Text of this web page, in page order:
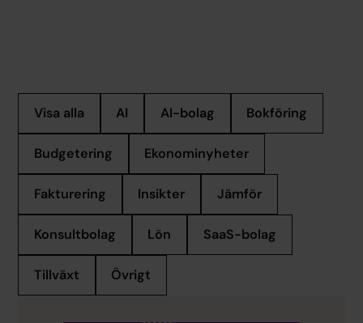
Visa alla AI AI-bolag Bokföring
Budgetering Ekonominyheter
Fakturering Insikter Jämför
Konsultbolag Lön SaaS-bolag
Tillväxt Övrigt